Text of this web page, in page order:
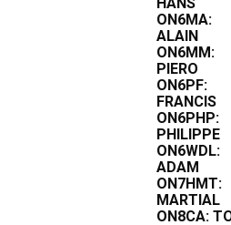
ON6MA:
ALAIN
ON6MM:
PIERO
ON6PF:
FRANCIS
ON6PHP:
PHILIPPE
ON6WDL:
ADAM
ON7HMT:
MARTIAL
ON8CA: